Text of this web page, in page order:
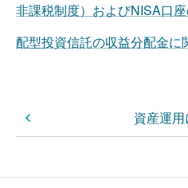
非課税制度）およびNISA口
配型投資信託の収益分配金に
資産運